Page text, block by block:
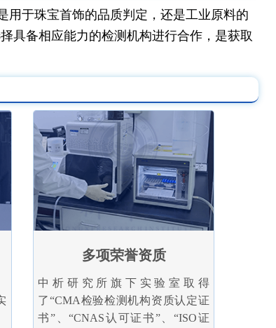
用于珠宝首饰的品质判定，还是工业原料的
具备相应能力的检测机构进行合作，是获取
多项荣誉资质
中析研究所旗下实验室取得
了“CMA检验检测机构资质认定证
书”、“CNAS认可证书”、“ISO证